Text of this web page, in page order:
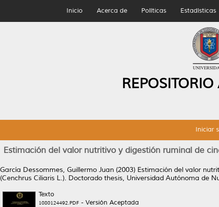
Inicio Acerca de Políticas Estadísticas
Iniciar
Estimación del valor nutritivo y digestión ruminal de
García Dessommes, Guillermo Juan (2003) Estimación del valor
(Cenchrus Ciliaris L.). Doctorado thesis, Universidad Autónoma de
Texto
1080124492.PDF - Versión Aceptada